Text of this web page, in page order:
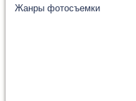
Жанры фотосъемки